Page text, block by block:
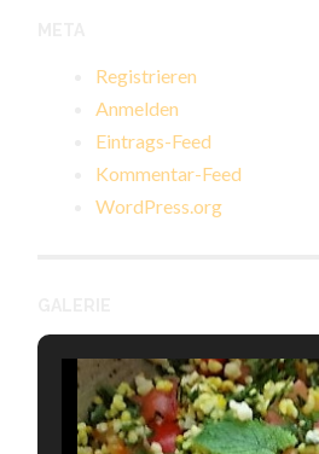
Registrieren
Anmelden
Eintrags-Feed
Kommentar-Feed
WordPress.org